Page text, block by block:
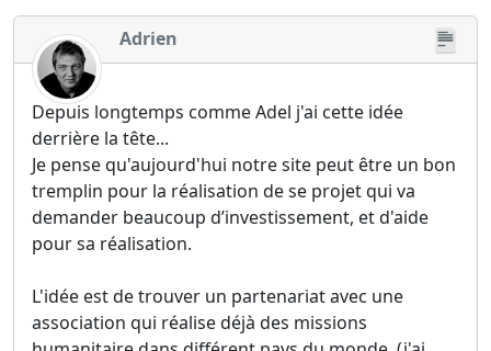
Adrien
Depuis longtemps comme Adel j'ai cette idée
derrière la tête...
Je pense qu'aujourd'hui notre site peut être un bon
tremplin pour la réalisation de se projet qui va
demander beaucoup d’investissement, et d'aide
pour sa réalisation.
L'idée est de trouver un partenariat avec une
association qui réalise déjà des missions